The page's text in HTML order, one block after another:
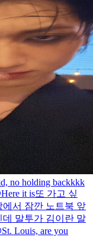
no holding backkkk
Here it is또 가고 싶
에서 잠깐 노트북 앞
말투가 김이란 말
St. Louis, are you